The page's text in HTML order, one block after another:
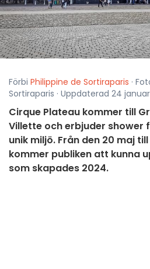
Förbi Philippine de Sortiraparis ·
Sortiraparis · Uppdaterad 24
Cirque Plateau kommer till
Villette och erbjuder shower
unik miljö. Från den 20 maj
kommer publiken att kunna
som skapades 2024.